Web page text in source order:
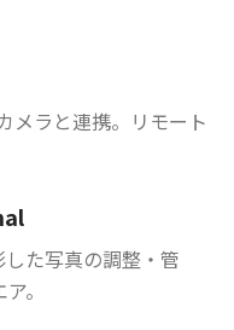
メラと連携。リモート
た写真の調整・管
。